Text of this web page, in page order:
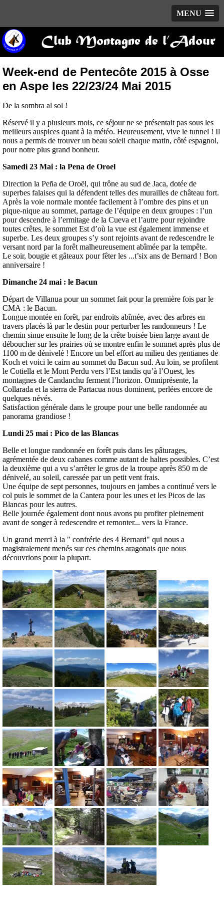
MENU
Club Montagne de l’Adour
Week-end de Pentecôte 2015 à Osse
en Aspe les 22/23/24 Mai 2015
De la sombra al sol !
Réservé il y a plusieurs mois, ce séjour ne se présentait pas sous les
meilleurs auspices quant à la météo. Heureusement, vive le tunnel ! Il
nous a permis de trouver un beau soleil chaque matin, côté espagnol,
pour notre plus grand bonheur.
Samedi 23 Mai : la Pena de Oroel
Direction la Peña de Oroël, qui trône au sud de Jaca, dotée de
superbes falaises qui la défendent telles des murailles de château fort.
Après la voie normale montée facilement à l’ombre des pins et un
pique-nique au sommet, partage de l’équipe en deux groupes : l’un
pour descendre à l’ermitage de la Cueva et l’autre pour rejoindre
toutes crêtes, le sommet Est d’où la vue est également immense et
superbe. Les deux groupes s’y sont rejoints avant de redescendre le
versant nord par la forêt malheureusement abîmée par la tempête.
Le soir, bougie et gâteaux pour fêter les ...t’six ans de Bernard ! Bon
anniversaire !
Dimanche 24 mai : le Bacun
Départ de Villanua pour un sommet fait pour la première fois par le
CMA : le Bacun.
Longue montée en forêt, par endroits abîmée, avec des arbres en
travers placés là par le destin pour perturber les randonneurs ! Le
chemin sinue ensuite le long de la crête boisée bien large avant de
déboucher sur les prairies où se montre enfin le sommet après plus de
1100 m de dénivelé ! Encore un bel effort au milieu des gentianes de
Koch et voici le cairn au sommet du Bacun sud. Au loin, se profilent
le Cotiella et le Mont Perdu vers l’Est tandis qu’à l’Ouest, les
montagnes de Candanchu ferment l’horizon. Omniprésente, la
Collarada et la sierra de Partacua nous dominent, perlées encore de
quelques névés.
Satisfaction générale dans le groupe pour une belle randonnée au
panorama grandiose !
Lundi 25 mai : Pico de las Blancas
Belle et longue randonnée en forêt puis dans les pâturages,
agrémentée de deux cabanes comme autant de haltes possibles. C’est
la deuxième qui a vu s’arrêter le gros de la troupe après 850 m de
dénivelé, au soleil, caressée par un petit vent frais.
Une équipe de sept personnes, toujours en jambes a continué vers le
col puis le sommet de la Cantera pour les unes et les Picos de las
Blancas pour les autres.
Belle journée également dont nous avons pu profiter pleinement
avant de songer à redescendre et remonter... vers la France.
Un grand merci à la " confrérie des 4 Bernard" qui nous a
magistralement menés sur ces chemins aragonais que nous
découvrions pour la plupart.